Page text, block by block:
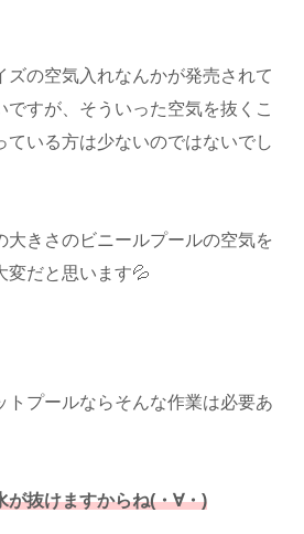
ズの空気入れなんかが発売されて
ですが、そういった空気を抜くこ
ている方は少ないのではないでし
大きさのビニールプールの空気を
変だと思います💦
トプールならそんな作業は必要あ
が抜けますからね(・∀・)